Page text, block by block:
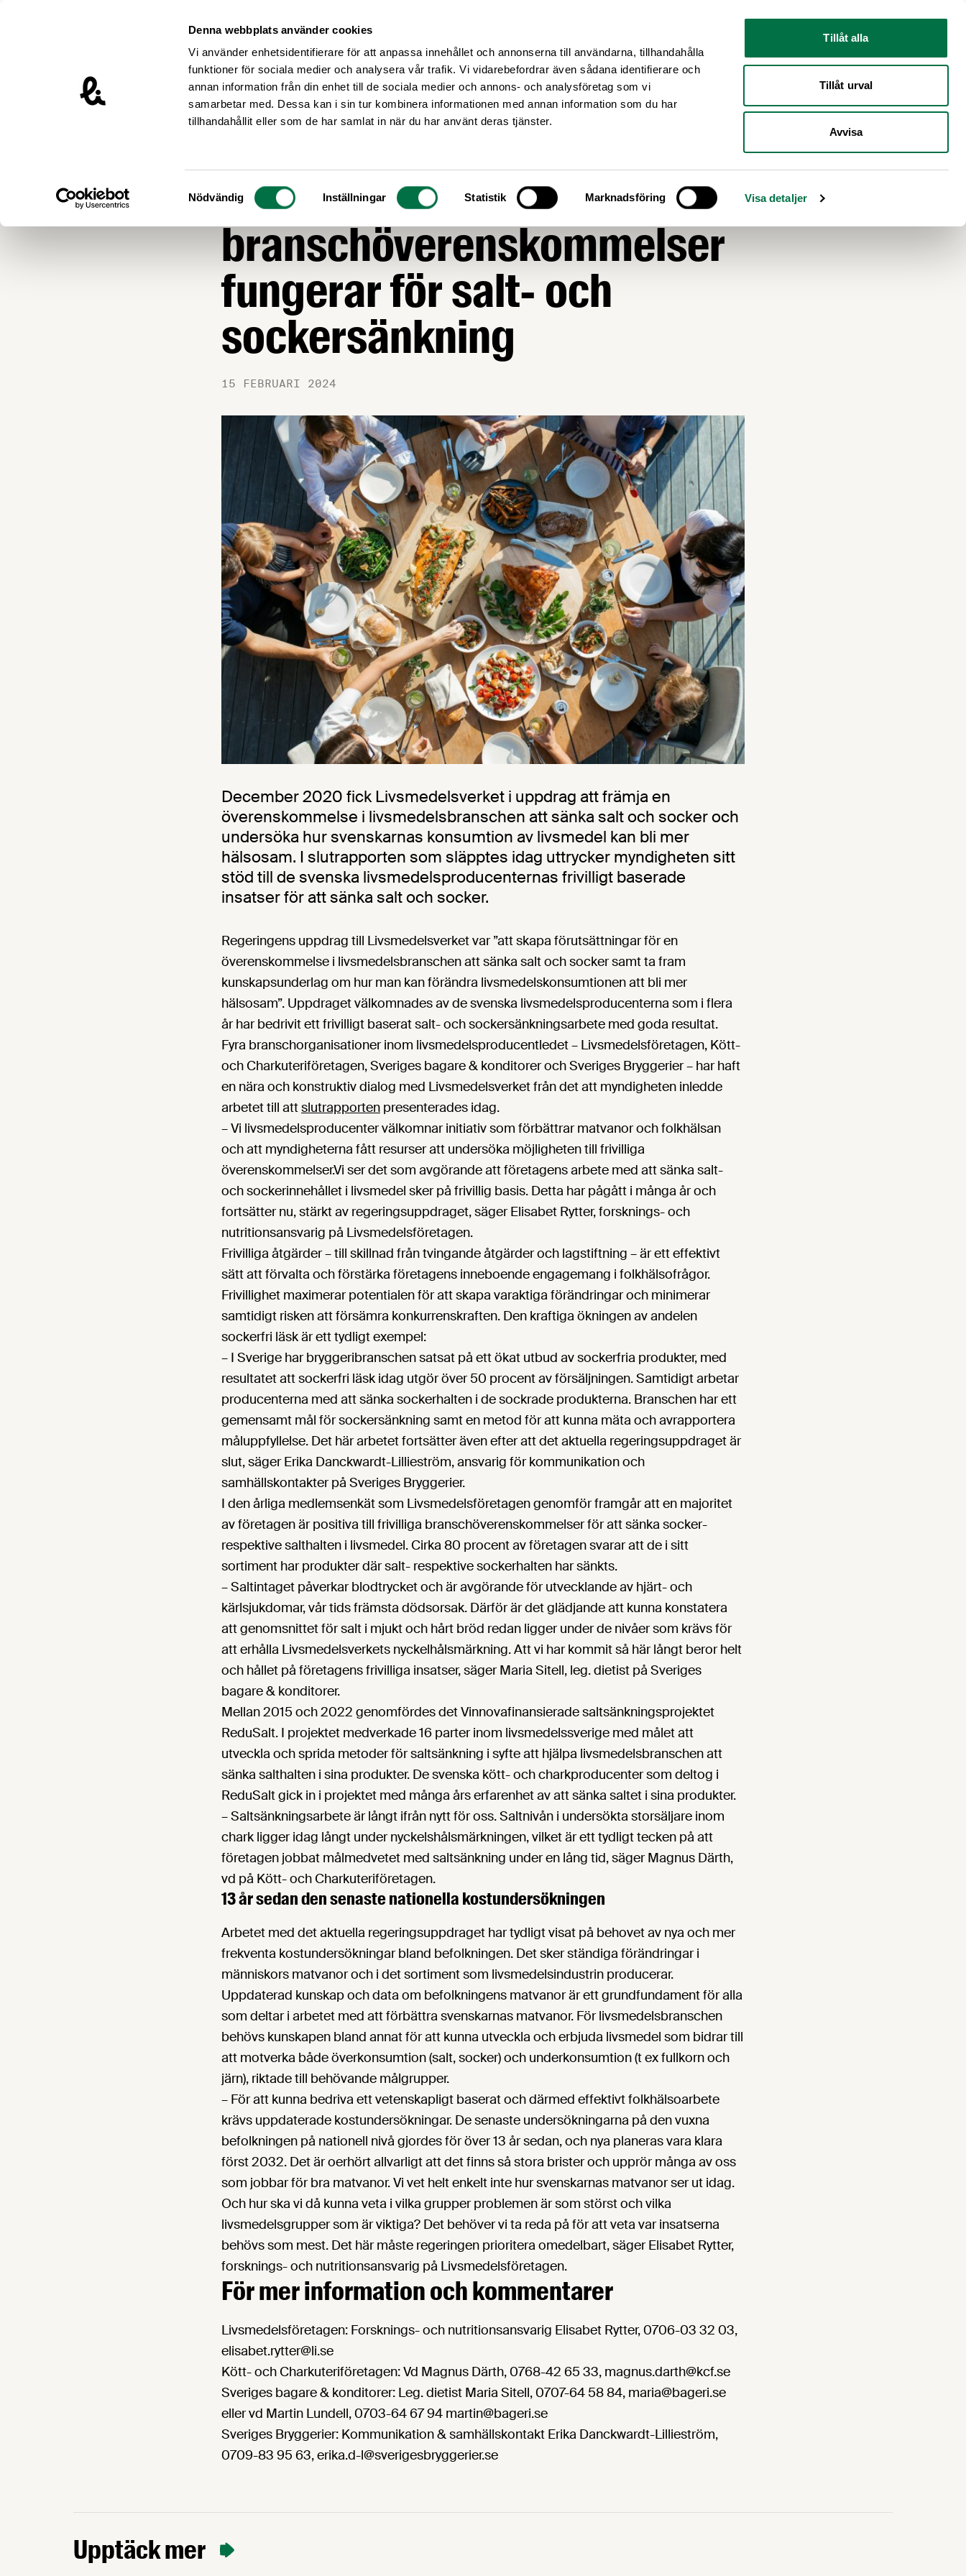
Denna webbplats använder cookies
Vi använder enhetsidentifierare för att anpassa innehållet och annonserna till användarna, tillhandahålla
funktioner för sociala medier och analysera vår trafik. Vi vidarebefordrar även sådana identifierare och
annan information från din enhet till de sociala medier och annons- och analysföretag som vi
samarbetar med. Dessa kan i sin tur kombinera informationen med annan information som du har
tillhandahållit eller som de har samlat in när du har använt deras tjänster.
Samtyckesval
Nödvändig Inställningar Statistik Marknadsföring Visa detaljer
Tillåt alla
Tillåt urval
Avvisa
Livsmedelsföretagen – till startsidan
Nyheter
Tydligt att frivilliga
branschöverenskommelser
fungerar för salt- och
sockersänkning
15 FEBRUARI 2024
December 2020 fick Livsmedelsverket i uppdrag att främja en
överenskommelse i livsmedelsbranschen att sänka salt och socker och
undersöka hur svenskarnas konsumtion av livsmedel kan bli mer
hälsosam. I slutrapporten som släpptes idag uttrycker myndigheten sitt
stöd till de svenska livsmedelsproducenternas frivilligt baserade
insatser för att sänka salt och socker.
Regeringens uppdrag till Livsmedelsverket var ”att skapa förutsättningar för en
överenskommelse i livsmedelsbranschen att sänka salt och socker samt ta fram
kunskapsunderlag om hur man kan förändra livsmedelskonsumtionen att bli mer
hälsosam”. Uppdraget välkomnades av de svenska livsmedelsproducenterna som i flera
år har bedrivit ett frivilligt baserat salt- och sockersänkningsarbete med goda resultat.
Fyra branschorganisationer inom livsmedelsproducentledet – Livsmedelsföretagen, Kött-
och Charkuteriföretagen, Sveriges bagare & konditorer och Sveriges Bryggerier – har haft
en nära och konstruktiv dialog med Livsmedelsverket från det att myndigheten inledde
arbetet till attslutrapporten presenterades idag.
– Vi livsmedelsproducenter välkomnar initiativ som förbättrar matvanor och folkhälsan
och att myndigheterna fått resurser att undersöka möjligheten till frivilliga
överenskommelser.Vi ser det som avgörande att företagens arbete med att sänka salt-
och sockerinnehållet i livsmedel sker på frivillig basis. Detta har pågått i många år och
fortsätter nu, stärkt av regeringsuppdraget, säger Elisabet Rytter, forsknings- och
nutritionsansvarig på Livsmedelsföretagen.
Frivilliga åtgärder – till skillnad från tvingande åtgärder och lagstiftning – är ett effektivt
sätt att förvalta och förstärka företagens inneboende engagemang i folkhälsofrågor.
Frivillighet maximerar potentialen för att skapa varaktiga förändringar och minimerar
samtidigt risken att försämra konkurrenskraften. Den kraftiga ökningen av andelen
sockerfri läsk är ett tydligt exempel:
– I Sverige har bryggeribranschen satsat på ett ökat utbud av sockerfria produkter, med
resultatet att sockerfri läsk idag utgör över 50 procent av försäljningen. Samtidigt arbetar
producenterna med att sänka sockerhalten i de sockrade produkterna. Branschen har ett
gemensamt mål för sockersänkning samt en metod för att kunna mäta och avrapportera
måluppfyllelse. Det här arbetet fortsätter även efter att det aktuella regeringsuppdraget är
slut, säger Erika Danckwardt-Lillieström, ansvarig för kommunikation och
samhällskontakter på Sveriges Bryggerier.
I den årliga medlemsenkät som Livsmedelsföretagen genomför framgår att en majoritet
av företagen är positiva till frivilliga branschöverenskommelser för att sänka socker-
respektive salthalten i livsmedel. Cirka 80 procent av företagen svarar att de i sitt
sortiment har produkter där salt- respektive sockerhalten har sänkts.
– Saltintaget påverkar blodtrycket och är avgörande för utvecklande av hjärt- och
kärlsjukdomar, vår tids främsta dödsorsak. Därför är det glädjande att kunna konstatera
att genomsnittet för salt i mjukt och hårt bröd redan ligger under de nivåer som krävs för
att erhålla Livsmedelsverkets nyckelhålsmärkning. Att vi har kommit så här långt beror helt
och hållet på företagens frivilliga insatser, säger Maria Sitell, leg. dietist på Sveriges
bagare & konditorer.
Mellan 2015 och 2022 genomfördes det Vinnovafinansierade saltsänkningsprojektet
ReduSalt. I projektet medverkade 16 parter inom livsmedelssverige med målet att
utveckla och sprida metoder för saltsänkning i syfte att hjälpa livsmedelsbranschen att
sänka salthalten i sina produkter. De svenska kött- och charkproducenter som deltog i
ReduSalt gick in i projektet med många års erfarenhet av att sänka saltet i sina produkter.
– Saltsänkningsarbete är långt ifrån nytt för oss. Saltnivån i undersökta storsäljare inom
chark ligger idag långt under nyckelshålsmärkningen, vilket är ett tydligt tecken på att
företagen jobbat målmedvetet med saltsänkning under en lång tid, säger Magnus Därth,
vd på Kött- och Charkuteriföretagen.
13 år sedan den senaste nationella kostundersökningen
Arbetet med det aktuella regeringsuppdraget har tydligt visat på behovet av nya och mer
frekventa kostundersökningar bland befolkningen. Det sker ständiga förändringar i
människors matvanor och i det sortiment som livsmedelsindustrin producerar.
Uppdaterad kunskap och data om befolkningens matvanor är ett grundfundament för alla
som deltar i arbetet med att förbättra svenskarnas matvanor. För livsmedelsbranschen
behövs kunskapen bland annat för att kunna utveckla och erbjuda livsmedel som bidrar till
att motverka både överkonsumtion (salt, socker) och underkonsumtion (t ex fullkorn och
järn), riktade till behövande målgrupper.
– För att kunna bedriva ett vetenskapligt baserat och därmed effektivt folkhälsoarbete
krävs uppdaterade kostundersökningar. De senaste undersökningarna på den vuxna
befolkningen på nationell nivå gjordes för över 13 år sedan, och nya planeras vara klara
först 2032. Det är oerhört allvarligt att det finns så stora brister och upprör många av oss
som jobbar för bra matvanor. Vi vet helt enkelt inte hur svenskarnas matvanor ser ut idag.
Och hur ska vi då kunna veta i vilka grupper problemen är som störst och vilka
livsmedelsgrupper som är viktiga? Det behöver vi ta reda på för att veta var insatserna
behövs som mest. Det här måste regeringen prioritera omedelbart, säger Elisabet Rytter,
forsknings- och nutritionsansvarig på Livsmedelsföretagen.
För mer information och kommentarer
Livsmedelsföretagen: Forsknings- och nutritionsansvarig Elisabet Rytter, 0706-03 32 03,
elisabet.rytter@li.se
Kött- och Charkuteriföretagen: Vd Magnus Därth, 0768-42 65 33, magnus.darth@kcf.se
Sveriges bagare & konditorer: Leg. dietist Maria Sitell, 0707-64 58 84, maria@bageri.se
eller vd Martin Lundell, 0703-64 67 94 martin@bageri.se
Sveriges Bryggerier: Kommunikation & samhällskontakt Erika Danckwardt-Lillieström,
0709-83 95 63, erika.d-l@sverigesbryggerier.se
Upptäck mer